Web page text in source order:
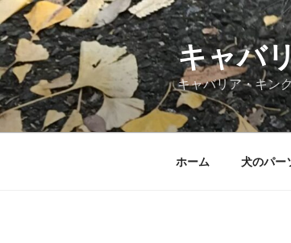
ン
テ
ン
ツ
へ
ス
キャバ
キャバリア・キン
ホーム 犬のパー